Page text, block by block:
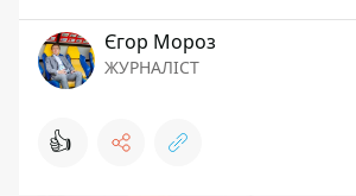
Єгор Мороз
ЖУРНАЛІСТ
👍